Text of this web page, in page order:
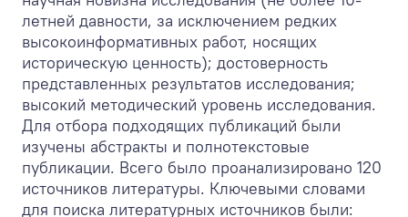
летней давности, за исключением редких
высокоинформативных работ, носящих
историческую ценность); достоверность
представленных результатов исследования;
высокий методический уровень исследования.
Для отбора подходящих публикаций были
изучены абстракты и полнотекстовые
публикации. Всего было проанализировано 120
источников литературы. Ключевыми словами
для поиска литературных источников были: